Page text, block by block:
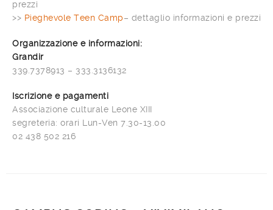
prezzi
>> Pieghevole Teen Camp– dettaglio informazioni e prezzi
Organizzazione e informazioni:
Grandir
339.7378913 – 333.3136132
Iscrizione e pagamenti
Associazione culturale Leone XIII
segreteria: orari Lun-Ven 7.30-13.00
02 438 502 216